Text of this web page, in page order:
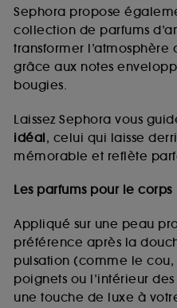
Sephora propose
collection de parfums
transformer
grâce aux notes
bougies.
Laissez Sephora vous
idéal, celui qui laisse
mémorable et reflète
Les parfums pour le corps
Appliqué sur une peau
préférence après la
pulsation (comme le
poignets ou l’intérieur
une touche de luxe à
de vous plaire via des
sites tiers et sur les
des pages que vous
navigation, et de
d’en améliorer la
Cookies de
fraudes aux moyens de
usurpations d’identité.
Cookies fonctionnels :
permettant l’affichage
certaines
cookies
vous faire bénéficier